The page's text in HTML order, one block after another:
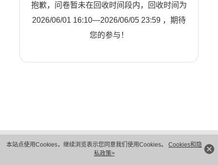
本站点使用Cookies，继续浏览表示您同意我们使用Cookies。 Cookies和隐
私政策>
抱歉，问卷暂未在回收时间段内，回收时间为
2026/06/01 16:10—2026/06/05 23:59 ，期待
您的参与！
隐私保护
法律声明